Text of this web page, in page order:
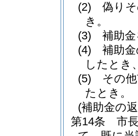
(2)
偽り
き。
(3)
補助
(4)
補助
したとき
(5)
その
たとき。
(補助金の
第14条
市